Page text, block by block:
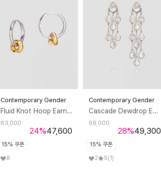
Contemporary Gender
Fluid Knot Hoop Earrings 플루이드 낫 후프 이어링
24%
63,000
47,600
15% 쿠폰
8
Contemporary Gender
Cascade Dewdrop Earrings 캐스케이드 듀드롭 이어링
28%
68,000
49,300
15% 쿠폰
2
5(1)